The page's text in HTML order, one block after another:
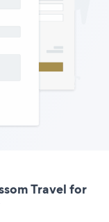
Travel for